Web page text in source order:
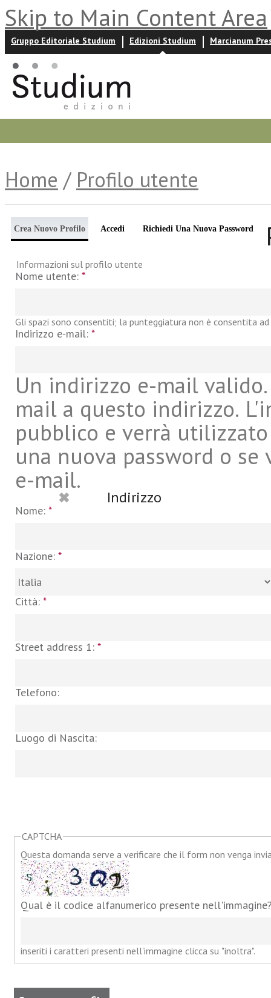
Skip to Main Content Area
Gruppo Editoriale Studium Edizioni Studium Marcianum
Home / Profilo utente
Crea Nuovo Profilo Accedi Richiedi Una Nuova Password
Informazioni sul profilo utente
Nome utente: *
Gli spazi sono consentiti; la punteggiatura non è consentita
Indirizzo e-mail: *
Un indirizzo e-mail
mail a questo indirizzo.
pubblico e verrà
una nuova password o
e-mail.
Indirizzo
Nome: *
Nazione: *
Città: *
Street address 1: *
Telefono:
Luogo di Nascita:
CAPTCHA
Questa domanda serve a verificare che il form non venga
Qual è il codice alfanumerico presente
inseriti i caratteri presenti nell'immagine clicca su "inoltra".